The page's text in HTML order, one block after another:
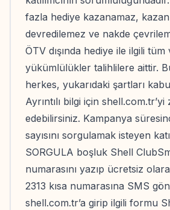
fazla hediye kazanamaz,
devredilemez ve nakde
ÖTV dışında hediye ile ilgili
yükümlülükler talihlilere aittir.
herkes, yukarıdaki şartları
Ayrıntılı bilgi için shell.com.tr’yi
edebilirsiniz. Kampanya
sayısını sorgulamak isteyen
SORGULA boşluk Shell
numarasını yazıp ücretsiz
2313 kısa numarasına SMS
shell.com.tr’a girip ilgili formu